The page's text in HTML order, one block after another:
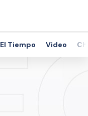
El Tiempo Video